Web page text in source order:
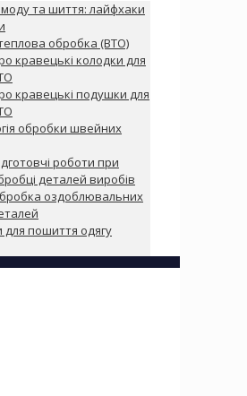
та шиття: лайфхаки
обробка (ВТО)
кравецькі колодки для
кравецькі подушки для
обробки швейних
роботи при
деталей виробів
оздоблювальних
для пошиття одягу